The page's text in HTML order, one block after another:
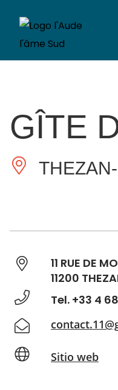
GÎTE
11 RUE DE
11200
Tel. +33 4
Sitio web